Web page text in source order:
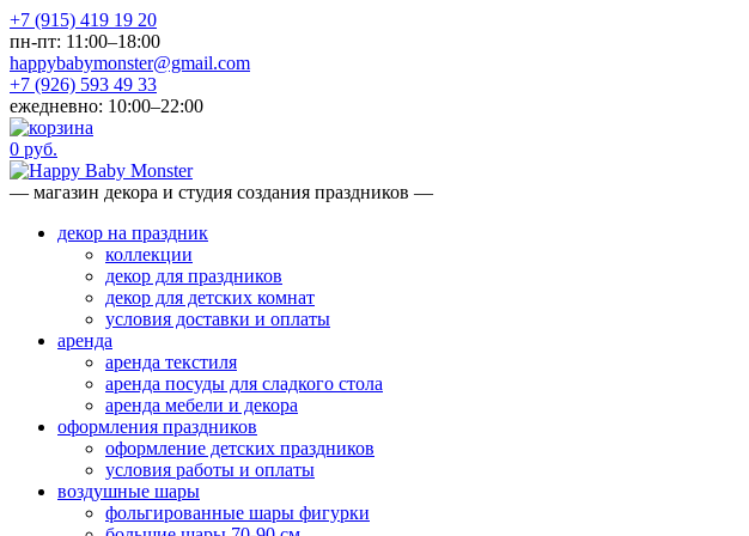
+7 (915) 419 19 20
пн-пт: 11:00–18:00
happybabymonster@gmail.com
+7 (926) 593 49 33
ежедневно: 10:00–22:00
0 руб.
— магазин декора и студия создания праздников —
декор на праздник
коллекции
декор для праздников
декор для детских комнат
условия доставки и оплаты
аренда
аренда текстиля
аренда посуды для сладкого стола
аренда мебели и декора
оформления праздников
оформление детских праздников
условия работы и оплаты
воздушные шары
фольгированные шары фигурки